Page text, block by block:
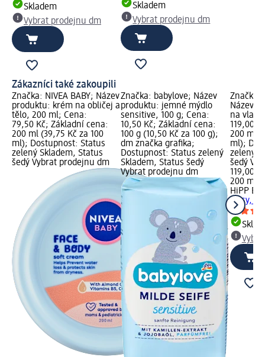
Skladem
Vybrat prodejnu dm
Skladem
Vybrat prodejnu dm
Zákazníci také zakoupili
Značka: NIVEA BABY; Název
produktu: krém na obličej a
tělo, 200 ml; Cena:
79,50 Kč; Základní cena:
200 ml (39,75 Kč za 100
ml); Dostupnost: Status
zelený Skladem, Status
šedý Vybrat prodejnu dm
Značka: babylove; Název
produktu: jemné mýdlo
sensitive, 100 g; Cena:
10,50 Kč; Základní cena:
100 g (10,50 Kč za 100 g);
dm značka grafika;
Dostupnost: Status zelený
Skladem, Status šedý
Vybrat prodejnu dm
Značka:
Název
na
119,00
200 ml
ml);
zelený
šedý
119,00
200 ml
HiPP
vlasy,